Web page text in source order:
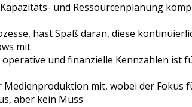
und Ressourcenplanung
hast Spaß daran, diese
mit
und finanzielle Kennzahlen
mit, wobei der
aber kein Muss